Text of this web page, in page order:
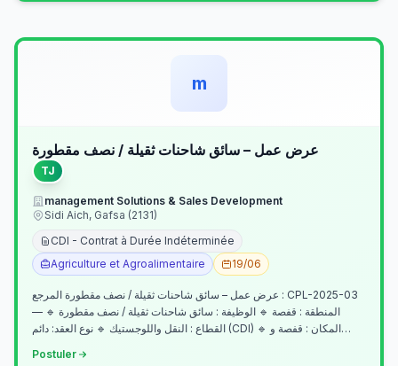
m
عرض عمل – سائق شاحنات ثقيلة / نصف مقطورة
TJ
management Solutions & Sales Development
Sidi Aich, Gafsa (2131)
CDI - Contrat à Durée Indéterminée
Agriculture et Agroalimentaire
19/06
عرض عمل – سائق شاحنات ثقيلة / نصف مقطورة المرجع : CPL-2025-03
— المنطقة : قفصة 🔹 الوظيفة : سائق شاحنات ثقيلة / نصف مقطورة 🔹
القطاع : النقل واللوجستيك 🔹 نوع العقد: دائم (CDI) 🔹 المكان : قفصة و…
Postuler